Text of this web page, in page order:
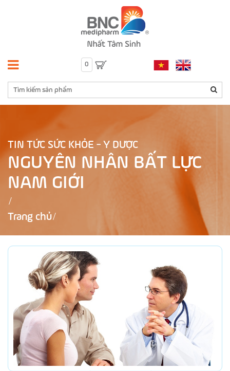
0
TIN TỨC SỨC KHỎE - Y DƯỢC
NGUYÊN NHÂN BẤT LỰC
NAM GIỚI
Trang chủ